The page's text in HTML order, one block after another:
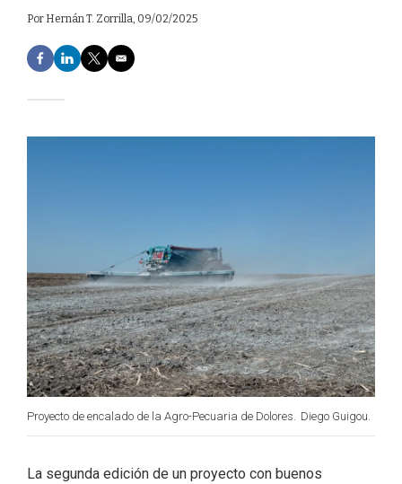
Por Hernán T. Zorrilla, 09/02/2025
F
a
e
o
L
i
d
T
w
e
E
m
Proyecto de encalado de la Agro-Pecuaria de Dolores. Diego Guigou.
La segunda edición de un proyecto con buenos